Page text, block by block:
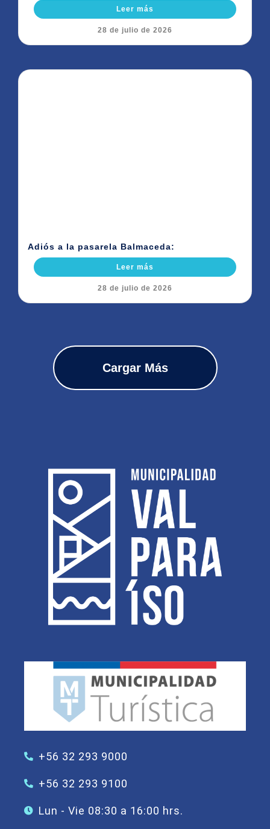
Leer más
28 de julio de 2026
Adiós a la pasarela Balmaceda:
Leer más
28 de julio de 2026
Cargar Más
+56 32 293 9000
+56 32 293 9100
Lun - Vie 08:30 a 16:00 hrs.